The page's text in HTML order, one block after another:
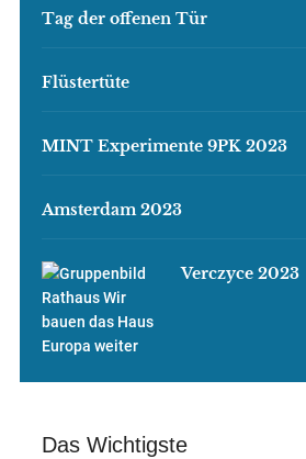
Tag der offenen Tür
Flüstertüte
MINT Experimente 9PK 2023
Amsterdam 2023
Verczyce 2023
Das Wichtigste